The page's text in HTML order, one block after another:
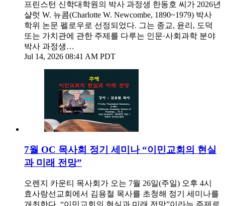
프린스턴 신학대학원의 박사 과정생 한동호 씨가 2026년
샬럿 W. 뉴콤(Charlotte W. Newcombe, 1890~1979) 박사
학위 논문 펠로우로 선정되었다. 그는 종교, 윤리, 도덕
또는 가치관에 관한 주제를 다루는 인문·사회과학 분야
박사 과정생…
Jul 14, 2026 08:41 AM PDT
7월 OC 목사회 정기 세미나 “이민교회의 현실
과 미래 전망”
오렌지 카운티 목사회가 오는 7월 26일(주일) 오후 4시
효사랑선교회에서 김용철 목사를 초청해 정기 세미나를